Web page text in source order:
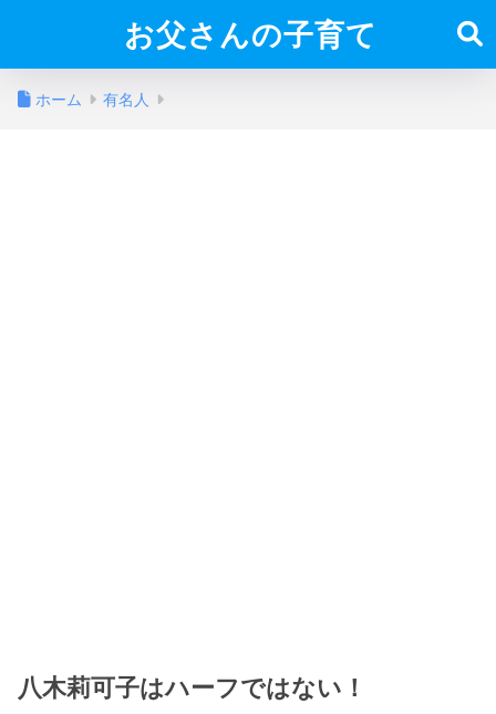
お父さんの子育て
ホーム 有名人
八木莉可子はハーフではない！